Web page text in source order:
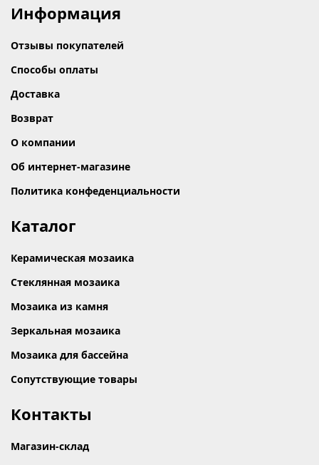
Информация
Отзывы покупателей
Способы оплаты
Доставка
Возврат
О компании
Об интернет-магазине
Политика конфеденциальности
Каталог
Керамическая мозаика
Стеклянная мозаика
Мозаика из камня
Зеркальная мозаика
Мозаика для бассейна
Сопутствующие товары
Контакты
Магазин-склад